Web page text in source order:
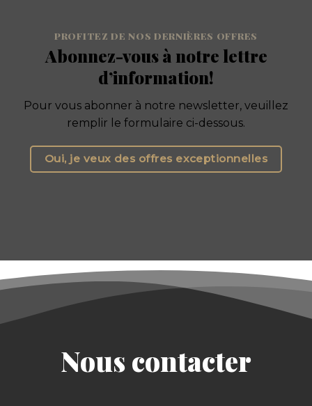
PROFITEZ DE NOS DERNIÈRES OFFRES
Abonnez-vous à notre lettre
d’information!
Pour vous abonner à notre newsletter, veuillez
remplir le formulaire ci-dessous.
Oui, je veux des offres exceptionnelles
Nous contacter